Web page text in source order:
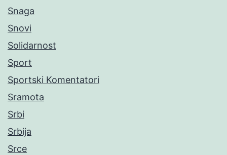
Snaga
Snovi
Solidarnost
Sport
Sportski Komentatori
Sramota
Srbi
Srbija
Srce